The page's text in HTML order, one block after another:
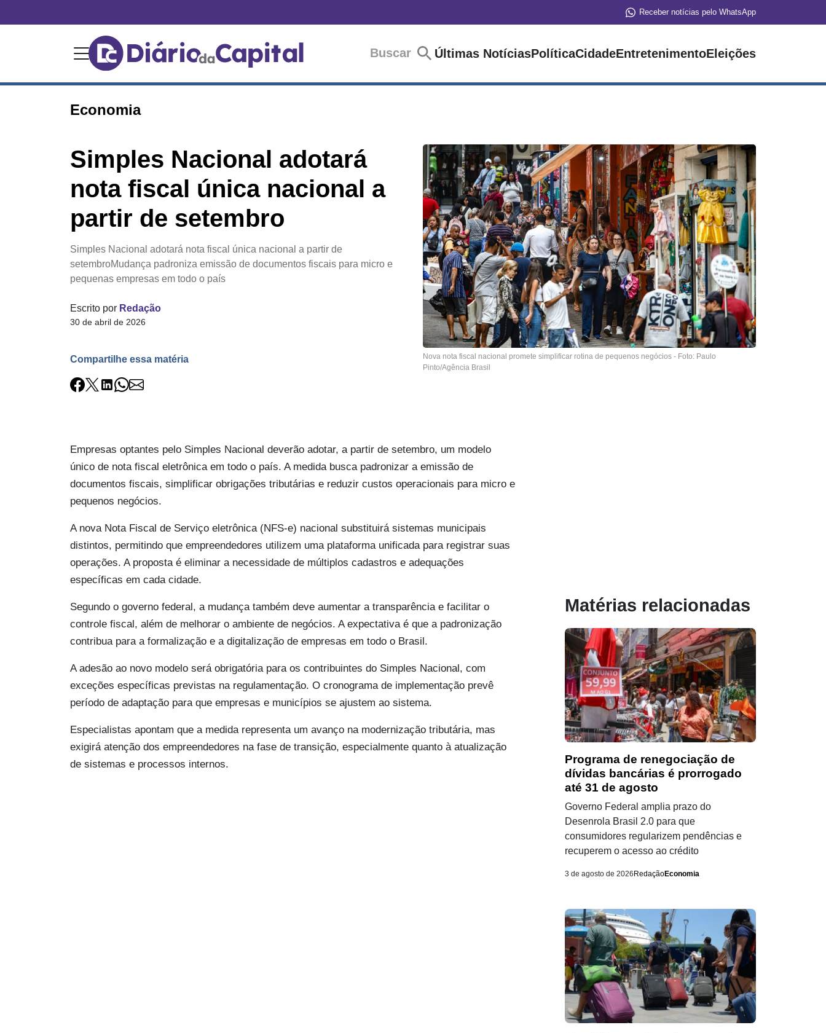
Receber notícias pelo WhatsApp
Buscar Últimas NotíciasPolíticaCidadeEntretenimentoEleições
Economia
Simples Nacional adotará
nota fiscal única nacional a
partir de setembro
Simples Nacional adotará nota fiscal única nacional a partir de
setembroMudança padroniza emissão de documentos fiscais para micro e
pequenas empresas em todo o país
Escrito por Redação
30 de abril de 2026
Compartilhe essa matéria
Nova nota fiscal nacional promete simplificar rotina de pequenos negócios - Foto: Paulo
Pinto/Agência Brasil
Empresas optantes pelo Simples Nacional deverão adotar, a partir de setembro, um modelo
único de nota fiscal eletrônica em todo o país. A medida busca padronizar a emissão de
documentos fiscais, simplificar obrigações tributárias e reduzir custos operacionais para micro e
pequenos negócios.
A nova Nota Fiscal de Serviço eletrônica (NFS-e) nacional substituirá sistemas municipais
distintos, permitindo que empreendedores utilizem uma plataforma unificada para registrar suas
operações. A proposta é eliminar a necessidade de múltiplos cadastros e adequações
específicas em cada cidade.
Segundo o governo federal, a mudança também deve aumentar a transparência e facilitar o
controle fiscal, além de melhorar o ambiente de negócios. A expectativa é que a padronização
contribua para a formalização e a digitalização de empresas em todo o Brasil.
A adesão ao novo modelo será obrigatória para os contribuintes do Simples Nacional, com
exceções específicas previstas na regulamentação. O cronograma de implementação prevê
período de adaptação para que empresas e municípios se ajustem ao sistema.
Especialistas apontam que a medida representa um avanço na modernização tributária, mas
exigirá atenção dos empreendedores na fase de transição, especialmente quanto à atualização
de sistemas e processos internos.
Matérias relacionadas
Programa de renegociação de
dívidas bancárias é prorrogado
até 31 de agosto
Governo Federal amplia prazo do
Desenrola Brasil 2.0 para que
consumidores regularizem pendências e
recuperem o acesso ao crédito
3 de agosto de 2026 RedaçãoEconomia